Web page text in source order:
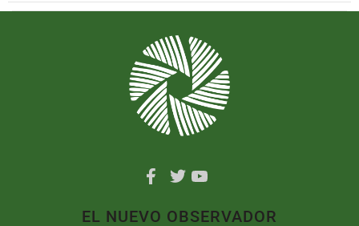
EL NUEVO OBSERVADOR